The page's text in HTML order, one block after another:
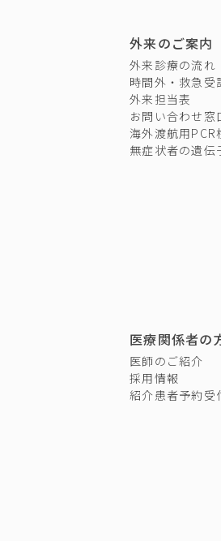
外来のご案内
外来診療の流れ
時間外・救急受
外来担当表
お問い合わせ窓
海外渡航用PCR
無症状者の遺伝
医療関係者の
医師のご紹介
採用情報
紹介患者予約受